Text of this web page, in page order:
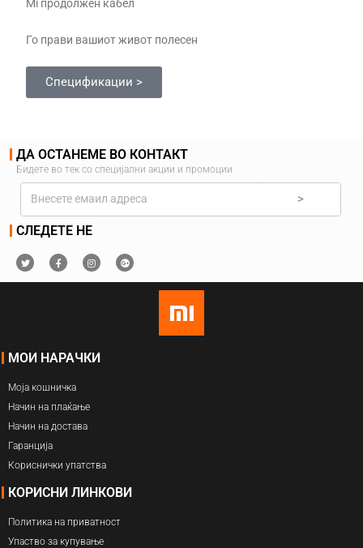
Mi продолжен кабел
Го прави вашиот живот полесен
Спецификации >
ДА ОСТАНЕМЕ ВО КОНТАКТ
Бидете во тек со специјални акции и промоции
>
СЛЕДЕТЕ НЕ
МОИ НАРАЧКИ
Моја кошничка
Начин на плаќање
Начин на достава
Гаранција
Кориснички упатства
КОРИСНИ ЛИНКОВИ
Политика на приватност
Упаство за купување